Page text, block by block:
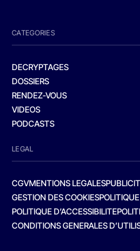
CATEGORIES
DECRYPTAGES
DOSSIERS
RENDEZ-VOUS
VIDEOS
PODCASTS
LEGAL
CGVMENTIONS LEGALES
GESTION DES COOKIES
POLITIQUE D’ACCESSIBILITE
CONDITIONS GENERALES